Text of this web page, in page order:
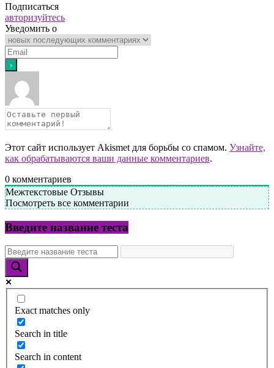
Подписаться
авторизуйтесь
Уведомить о
Этот сайт использует Akismet для борьбы со спамом. Узнайте,
как обрабатываются ваши данные комментариев.
0 комментариев
Межтекстовые Отзывы
Посмотреть все комментарии
Введите название теста
Exact matches only
Search in title
Search in content